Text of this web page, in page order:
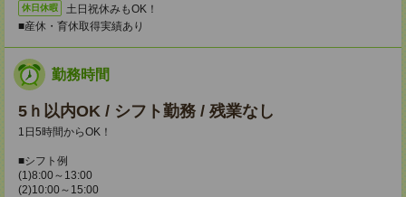
休日休暇
土日祝休みもOK！
■産休・育休取得実績あり
勤務時間
5ｈ以内OK / シフト勤務 / 残業なし
1日5時間からOK！
■シフト例
(1)8:00～13:00
(2)10:00～15:00